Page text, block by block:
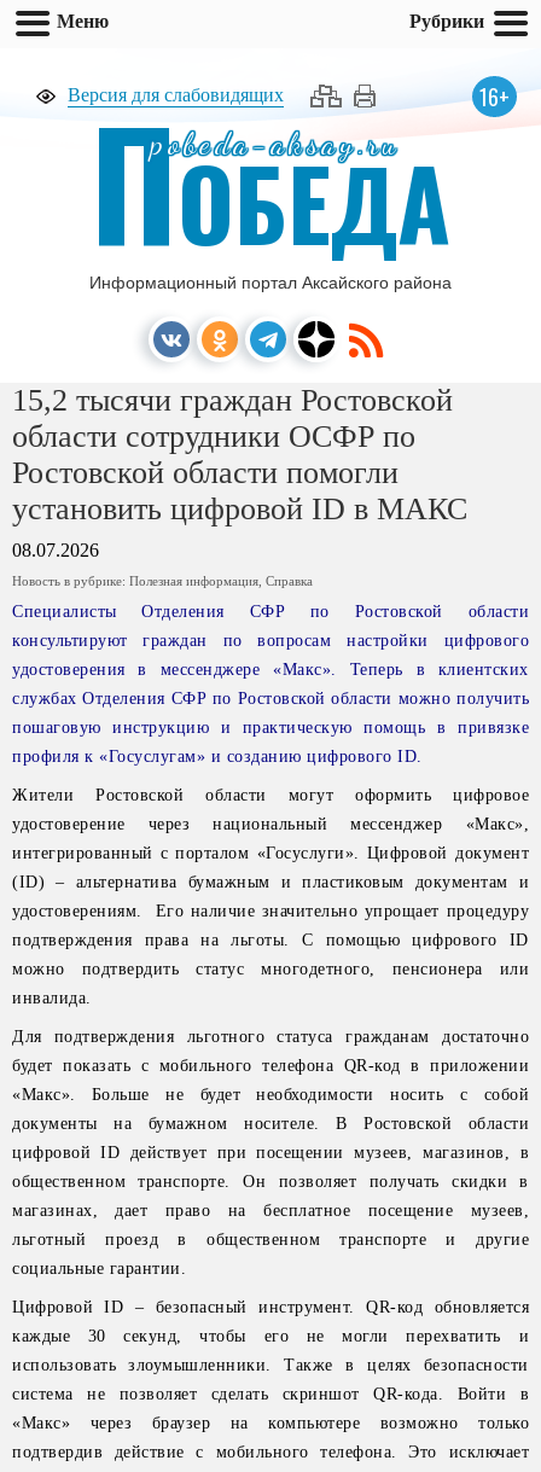
Версия для слабовидящих 16+
pobeda-aksay.ru
ПОБЕДА
Информационный портал Аксайского района
15,2 тысячи граждан Ростовской
области сотрудники ОСФР по
Ростовской области помогли
установить цифровой ID в МАКС
08.07.2026
Новость в рубрике: Полезная информация Справка
Специалисты Отделения СФР по Ростовской области
консультируют граждан по вопросам настройки цифрового
удостоверения в мессенджере «Макс». Теперь в клиентских
службах Отделения СФР по Ростовской области можно получить
пошаговую инструкцию и практическую помощь в привязке
профиля к «Госуслугам» и созданию цифрового ID.
Жители Ростовской области могут оформить цифровое
удостоверение через национальный мессенджер «Макс»,
интегрированный с порталом «Госуслуги». Цифровой документ
(ID) – альтернатива бумажным и пластиковым документам и
удостоверениям. Его наличие значительно упрощает процедуру
подтверждения права на льготы. С помощью цифрового ID
можно подтвердить статус многодетного, пенсионера или
инвалида.
Для подтверждения льготного статуса гражданам достаточно
будет показать с мобильного телефона QR-код в приложении
«Макс». Больше не будет необходимости носить с собой
документы на бумажном носителе. В Ростовской области
цифровой ID действует при посещении музеев, магазинов, в
общественном транспорте. Он позволяет получать скидки в
магазинах, дает право на бесплатное посещение музеев,
льготный проезд в общественном транспорте и другие
социальные гарантии.
Цифровой ID – безопасный инструмент. QR-код обновляется
каждые 30 секунд, чтобы его не могли перехватить и
использовать злоумышленники. Также в целях безопасности
система не позволяет сделать скриншот QR-кода. Войти в
«Макс» через браузер на компьютере возможно только
подтвердив действие с мобильного телефона. Это исключает
Меню Рубрики